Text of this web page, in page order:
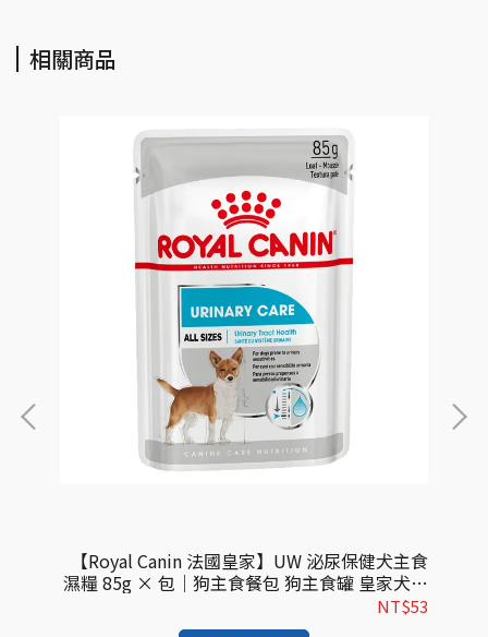
相關商品
【Royal Canin 法國皇家】UW 泌尿保健犬主食
濕糧 85g × 包｜狗主食餐包 狗主食罐 皇家犬濕
糧｜歐洲進口
NT$53